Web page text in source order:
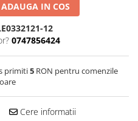
ADAUGA IN COS
12
0747856424
primiti5RON pentru comenzile
Cere informatii